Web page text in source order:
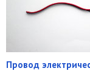
Провод